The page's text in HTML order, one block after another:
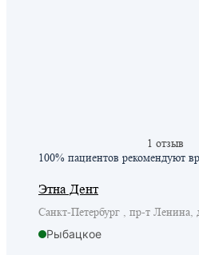
1 отзыв
100% пациентов рекомендуют
Этна Дент
Санкт-Петербург , пр-т Ленина,
Рыбацкое